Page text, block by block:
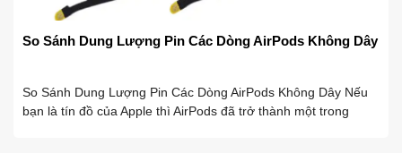
So Sánh Dung Lượng Pin Các Dòng AirPods Không Dây
So Sánh Dung Lượng Pin Các Dòng AirPods Không Dây Nếu
bạn là tín đồ của Apple thì AirPods đã trở thành một trong